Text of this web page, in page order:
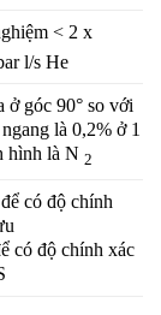
< 2 x
l/s He
ở góc 90° so với
là 0,2% ở 1
hình là N 2
có độ chính
có độ chính xác